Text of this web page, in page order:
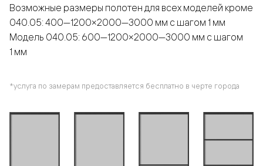
Возможные размеры полотен для всех моделей кроме
040.05: 400—1200×2000—3000 мм с шагом 1 мм
Модель 040.05: 600—1200×2000—3000 мм с шагом
1 мм
*услуга по замерам предоставляется бесплатно в черте города